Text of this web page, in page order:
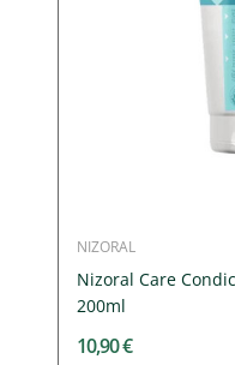
NIZORAL
Nizoral Care
200ml
10,90 €